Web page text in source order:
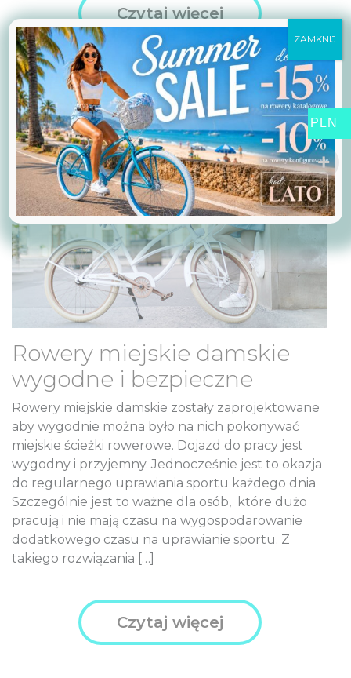
Czytaj więcej
Rowery miejskie damskie
wygodne i bezpieczne
Rowery miejskie damskie zostały zaprojektowane
aby wygodnie można było na nich pokonywać
miejskie ścieżki rowerowe. Dojazd do pracy jest
wygodny i przyjemny. Jednocześnie jest to okazja
do regularnego uprawiania sportu każdego dnia
Szczególnie jest to ważne dla osób, które dużo
pracują i nie mają czasu na wygospodarowanie
dodatkowego czasu na uprawianie sportu. Z
takiego rozwiązania […]
Czytaj więcej
PLN
ZAMKNIJ